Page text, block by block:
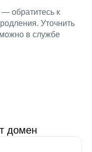
обратитесь к
Уточнить
в службе
домен